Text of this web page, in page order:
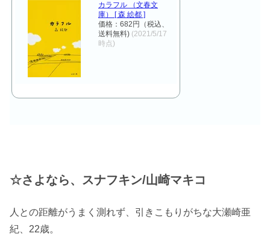
カラフル （文春文
庫） [ 森 絵都 ]
価格：682円（税込、
送料無料) (2021/5/17
時点)
☆さよなら、スナフキン/山崎マキコ
人との距離がうまく測れず、引きこもりがちな大瀬崎亜
紀、22歳。